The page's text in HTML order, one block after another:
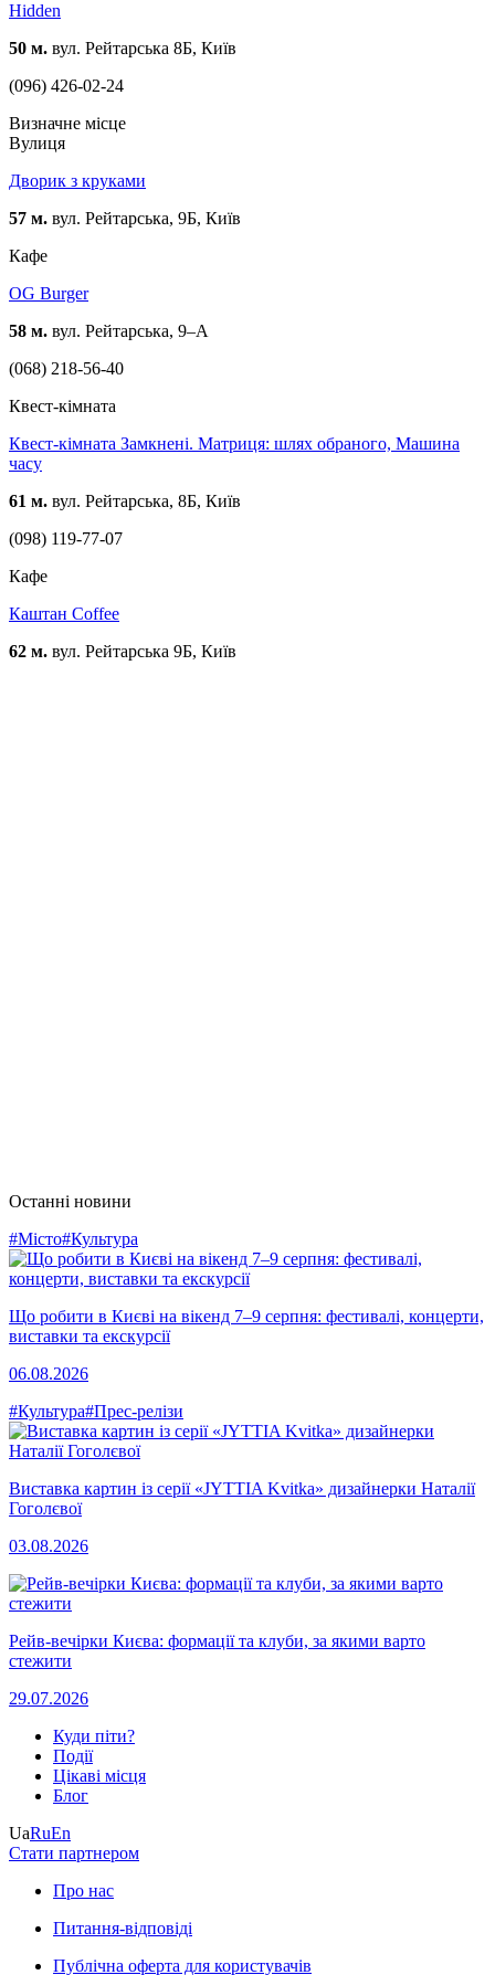
Hidden
50 м. вул. Рейтарська 8Б, Київ
(096) 426-02-24
Визначне місце
Вулиця
Дворик з круками
57 м. вул. Рейтарська, 9Б, Київ
Кафе
OG Burger
58 м. вул. Рейтарська, 9–А
(068) 218-56-40
Квест-кімната
Квест-кімната Замкнені. Матриця: шлях обраного, Машина
часу
61 м. вул. Рейтарська, 8Б, Київ
(098) 119-77-07
Кафе
Каштан Coffee
62 м. вул. Рейтарська 9Б, Київ
Останні новини
#Місто#Культура
Що робити в Києві на вікенд 7–9 серпня: фестивалі, концерти,
виставки та екскурсії
06.08.2026
#Культура#Прес-релізи
Виставка картин із серії «JYTTIA Kvitka» дизайнерки Наталії
Гоголєвої
03.08.2026
Рейв-вечірки Києва: формації та клуби, за якими варто
стежити
29.07.2026
Куди піти?
Події
Цікаві місця
Блог
UaRuEn
Стати партнером
Про нас
Питання-відповіді
Публічна оферта для користувачів